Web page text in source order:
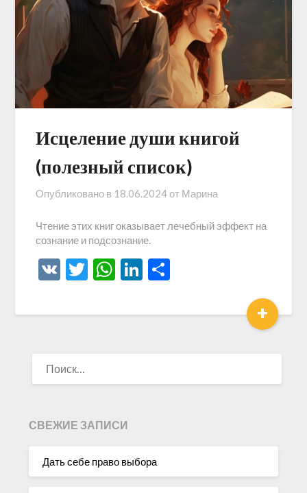
Исцеление души книгой
(полезный список)
Опубликовано в 18.06.2024от Марина
Чтение этих книг оказывает лечебный эффект на
сознание и подсознание.
VK Twitter
WhatsApp
LinkedIn
+
СВЕЖИЕ ЗАПИСИ
Дать себе право выбора